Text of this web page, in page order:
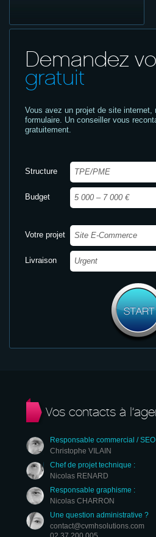
Demandez
gratuit
Vous avez un projet de site internet,
formulaire. Un conseiller vous
gratuitement.
Structure
Budget
Votre projet
Livraison
Vos contacts à
Responsable commercial /
Christophe VILAIN
Chef de projet technique :
Nicolas RENARD
Responsable graphisme :
Nicolas CHARRON
Une question administrative ?
contact@cvmhsolutions.com